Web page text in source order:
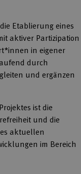
Etablierung eines
aktiver Partizipation
in eigener
durch
und ergänzen
ist die
und die
aktuellen
im Bereich